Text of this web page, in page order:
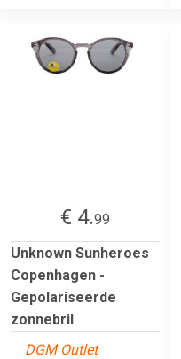
€ 4.99
Unknown Sunheroes
Copenhagen -
Gepolariseerde
zonnebril
DGM Outlet